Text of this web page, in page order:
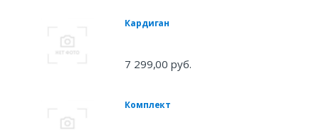
Кардиган
7 299,00 руб.
Комплект